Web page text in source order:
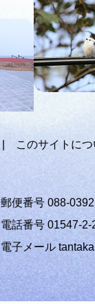
このサイトにつ
郵便番号 088-0392
電話番号 01547-2-
電子メール